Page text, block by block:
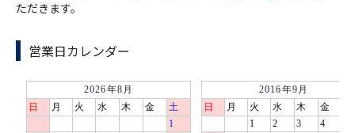
ただきます。
営業日カレンダー